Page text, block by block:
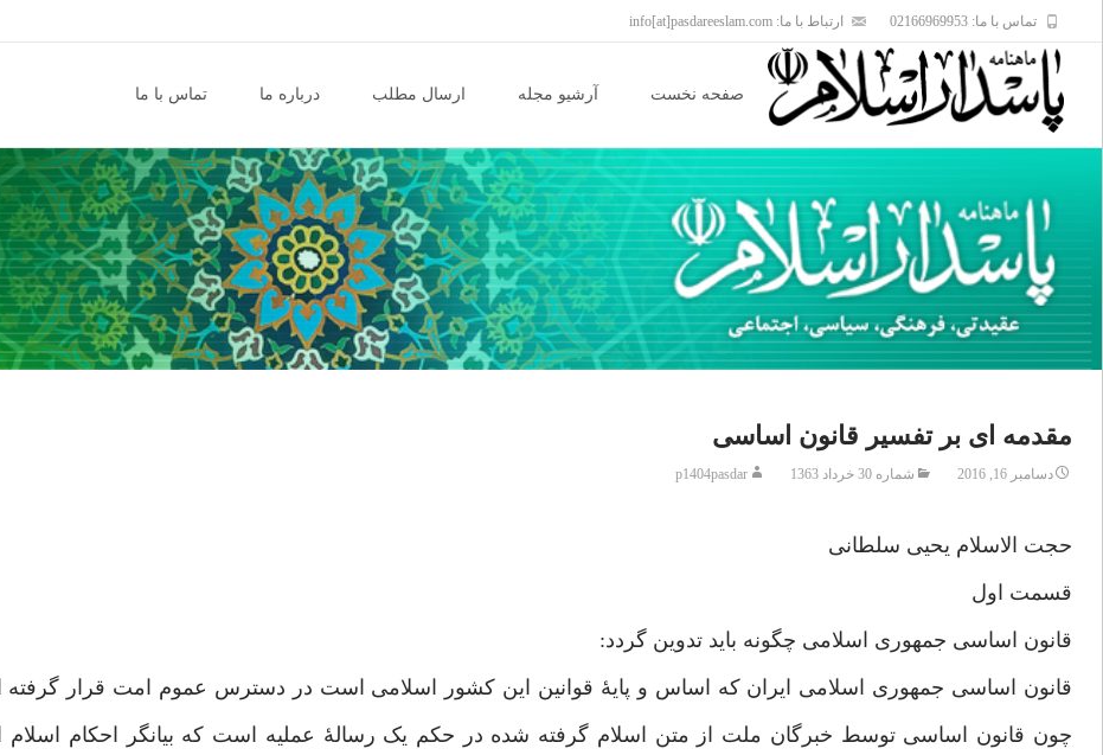
تماس با ما: 02166969953 ارتباط با ما: info[at]pasdareeslam.com
content
صفحه نخست آرشیو مجله ارسال مطلب درباره ما تماس با ما
مقدمه ای بر تفسیر قانون اساسی
دسامبر 16, 2016 شماره 30 خرداد 1363 p1404pasdar
حجت الاسلام یحیی سلطانی
قسمت اول
قانون اساسی جمهوری اسلامی چگونه باید تدوین گردد:
قانون اساسی جمهوری اسلامی ایران که اساس و پایۀ قوانین این کشور اسلامی است در دسترس عموم امت قرار
چون قانون اساسی توسط خبرگان ملت از متن اسلام گرفته شده در حکم یک رسالۀ عملیه است که بیانگر احکام